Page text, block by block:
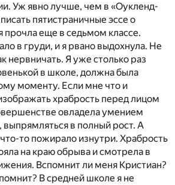
Уж явно лучше, чем в «Оукленд-
пятистраничные эссе о
прочла еще в седьмом классе.
в груди, и я рвано выдохнула. Не
нервничать. Я уже столько раз
в школе, должна была
моменту. Если мне что и
храбрость перед лицом
овладела умением
выпрямляться в полный рост. А
то пожирало изнутри. Храбрость
на краю обрыва и смотрела в
Вспомнит ли меня Кристиан?
В средней школе я не